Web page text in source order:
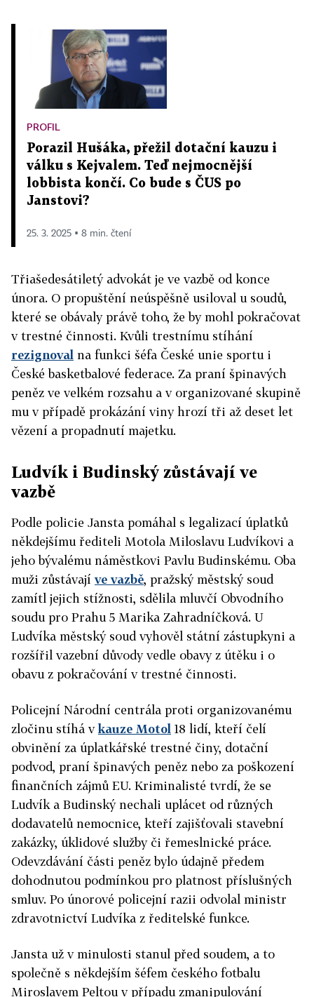
PROFIL
Porazil Hušáka, přežil dotační kauzu i
válku s Kejvalem. Teď nejmocnější
lobbista končí. Co bude s ČUS po
Janstovi?
25. 3. 2025 ▪ 8 min. čtení
Třiašedesátiletý advokát je ve vazbě od konce
února. O propuštění neúspěšně usiloval u soudů,
které se obávaly právě toho, že by mohl pokračovat
v trestné činnosti. Kvůli trestnímu stíhání
rezignoval na funkci šéfa České unie sportu i
České basketbalové federace. Za praní špinavých
peněz ve velkém rozsahu a v organizované skupině
mu v případě prokázání viny hrozí tři až deset let
vězení a propadnutí majetku.
Ludvík i Budinský zůstávají ve
vazbě
Podle policie Jansta pomáhal s legalizací úplatků
někdejšímu řediteli Motola Miloslavu Ludvíkovi a
jeho bývalému náměstkovi Pavlu Budinskému. Oba
muži zůstávajíve vazbě, pražský městský soud
zamítl jejich stížnosti, sdělila mluvčí Obvodního
soudu pro Prahu 5 Marika Zahradníčková. U
Ludvíka městský soud vyhověl státní zástupkyni a
rozšířil vazební důvody vedle obavy z útěku i o
obavu z pokračování v trestné činnosti.
Policejní Národní centrála proti organizovanému
zločinu stíhá vkauze Motol 18 lidí, kteří čelí
obvinění za úplatkářské trestné činy, dotační
podvod, praní špinavých peněz nebo za poškození
finančních zájmů EU. Kriminalisté tvrdí, že se
Ludvík a Budinský nechali uplácet od různých
dodavatelů nemocnice, kteří zajišťovali stavební
zakázky, úklidové služby či řemeslnické práce.
Odevzdávání části peněz bylo údajně předem
dohodnutou podmínkou pro platnost příslušných
smluv. Po únorové policejní razii odvolal ministr
zdravotnictví Ludvíka z ředitelské funkce.
Jansta už v minulosti stanul před soudem, a to
společně s někdejším šéfem českého fotbalu
Miroslavem Peltou v případu zmanipulování